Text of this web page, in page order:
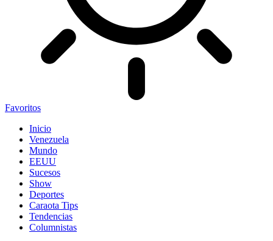
Favoritos
Inicio
Venezuela
Mundo
EEUU
Sucesos
Show
Deportes
Caraota Tips
Tendencias
Columnistas